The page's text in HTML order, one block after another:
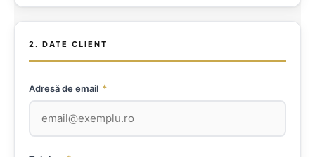
2. DATE CLIENT
Adresă de email *